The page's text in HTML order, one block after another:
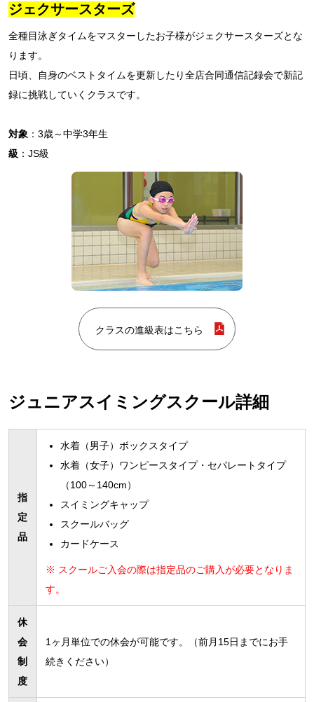
ジェクサースターズ
全種目泳ぎタイムをマスターしたお子様がジェクサースターズとな
ります。
日頃、自身のベストタイムを更新したり全店合同通信記録会で新記
録に挑戦していくクラスです。
対象 ：3歳～中学3年生
級 ：JS級
クラスの進級表はこちら
ジュニアスイミングスクール詳細
指
定
品
水着（男子）ボックスタイプ
水着（女子）ワンピースタイプ・セパレートタイプ
（100～140cm）
スイミングキャップ
スクールバッグ
カードケース
※ スクールご入会の際は指定品のご購入が必要となりま
す。
休
会
制
度
1ヶ月単位での休会が可能です。（前月15日までにお手
続きください）